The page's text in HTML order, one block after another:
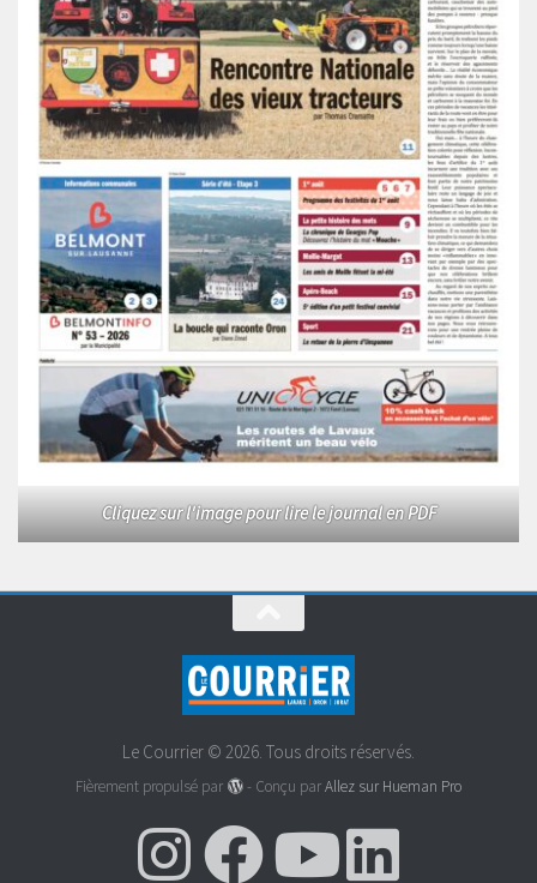
Cliquez sur l'image pour lire le journal en PDF
Le Courrier © 2026. Tous droits réservés.
Fièrement propulsé par - Conçu parAllez sur Hueman Pro